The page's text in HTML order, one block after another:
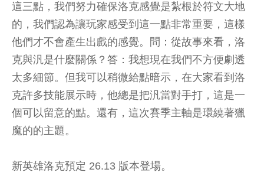
這三點，我們努力確保洛克感覺是紮根於符文大地
的，我們認為讓玩家感受到這一點非常重要，這樣
他們才不會產生出戲的感覺。問：從故事來看，洛
克與汎是什麼關係？答：我想現在我們不方便劇透
太多細節。但我可以稍微給點暗示，在大家看到洛
克許多技能展示時，他總是把汎當對手打，這是一
個可以留意的點。還有，這次賽季主軸是環繞著獵
魔的的主題。
新英雄洛克預定 26.13 版本登場。